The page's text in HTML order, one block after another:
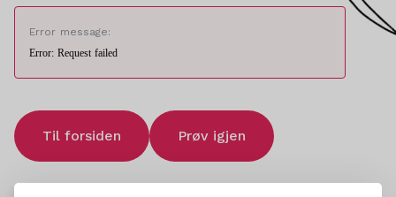
Error message:
Error: Request failed
Til forsiden Prøv igjen